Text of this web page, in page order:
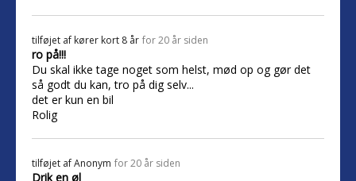
tilføjet af kører kort 8 år for 20 år siden
ro på!!!
Du skal ikke tage noget som helst, mød op og gør det
så godt du kan, tro på dig selv...
det er kun en bil
Rolig
tilføjet afAnonym for 20 år siden
Drik en øl